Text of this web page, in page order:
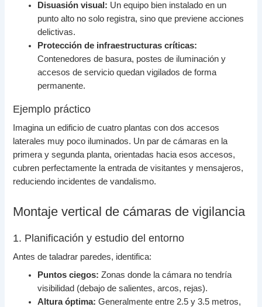
Disuasión visual: Un equipo bien instalado en un
punto alto no solo registra, sino que previene acciones
delictivas.
Protección de infraestructuras críticas:
Contenedores de basura, postes de iluminación y
accesos de servicio quedan vigilados de forma
permanente.
Ejemplo práctico
Imagina un edificio de cuatro plantas con dos accesos
laterales muy poco iluminados. Un par de cámaras en la
primera y segunda planta, orientadas hacia esos accesos,
cubren perfectamente la entrada de visitantes y mensajeros,
reduciendo incidentes de vandalismo.
Montaje vertical de cámaras de vigilancia
1. Planificación y estudio del entorno
Antes de taladrar paredes, identifica:
Puntos ciegos: Zonas donde la cámara no tendría
visibilidad (debajo de salientes, arcos, rejas).
Altura óptima: Generalmente entre 2.5 y 3.5 metros,